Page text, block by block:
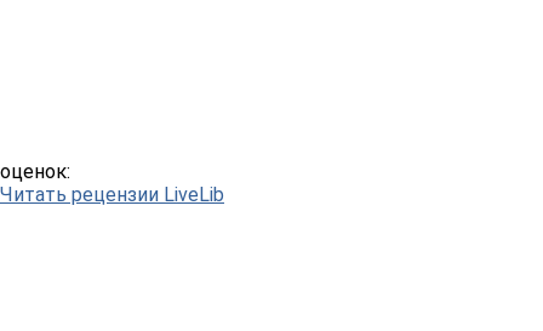
оценок:
Читать рецензии LiveLib